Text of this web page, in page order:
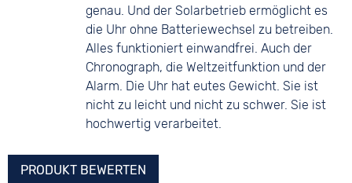
genau. Und der Solarbetrieb ermöglicht es
die Uhr ohne Batteriewechsel zu betreiben.
Alles funktioniert einwandfrei. Auch der
Chronograph, die Weltzeitfunktion und der
Alarm. Die Uhr hat eutes Gewicht. Sie ist
nicht zu leicht und nicht zu schwer. Sie ist
hochwertig verarbeitet.
PRODUKT BEWERTEN